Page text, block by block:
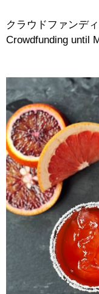
クラウドファンデ
Crowdfunding until